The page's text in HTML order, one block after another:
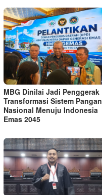
MBG Dinilai Jadi Penggerak
Transformasi Sistem Pangan
Nasional Menuju Indonesia
Emas 2045